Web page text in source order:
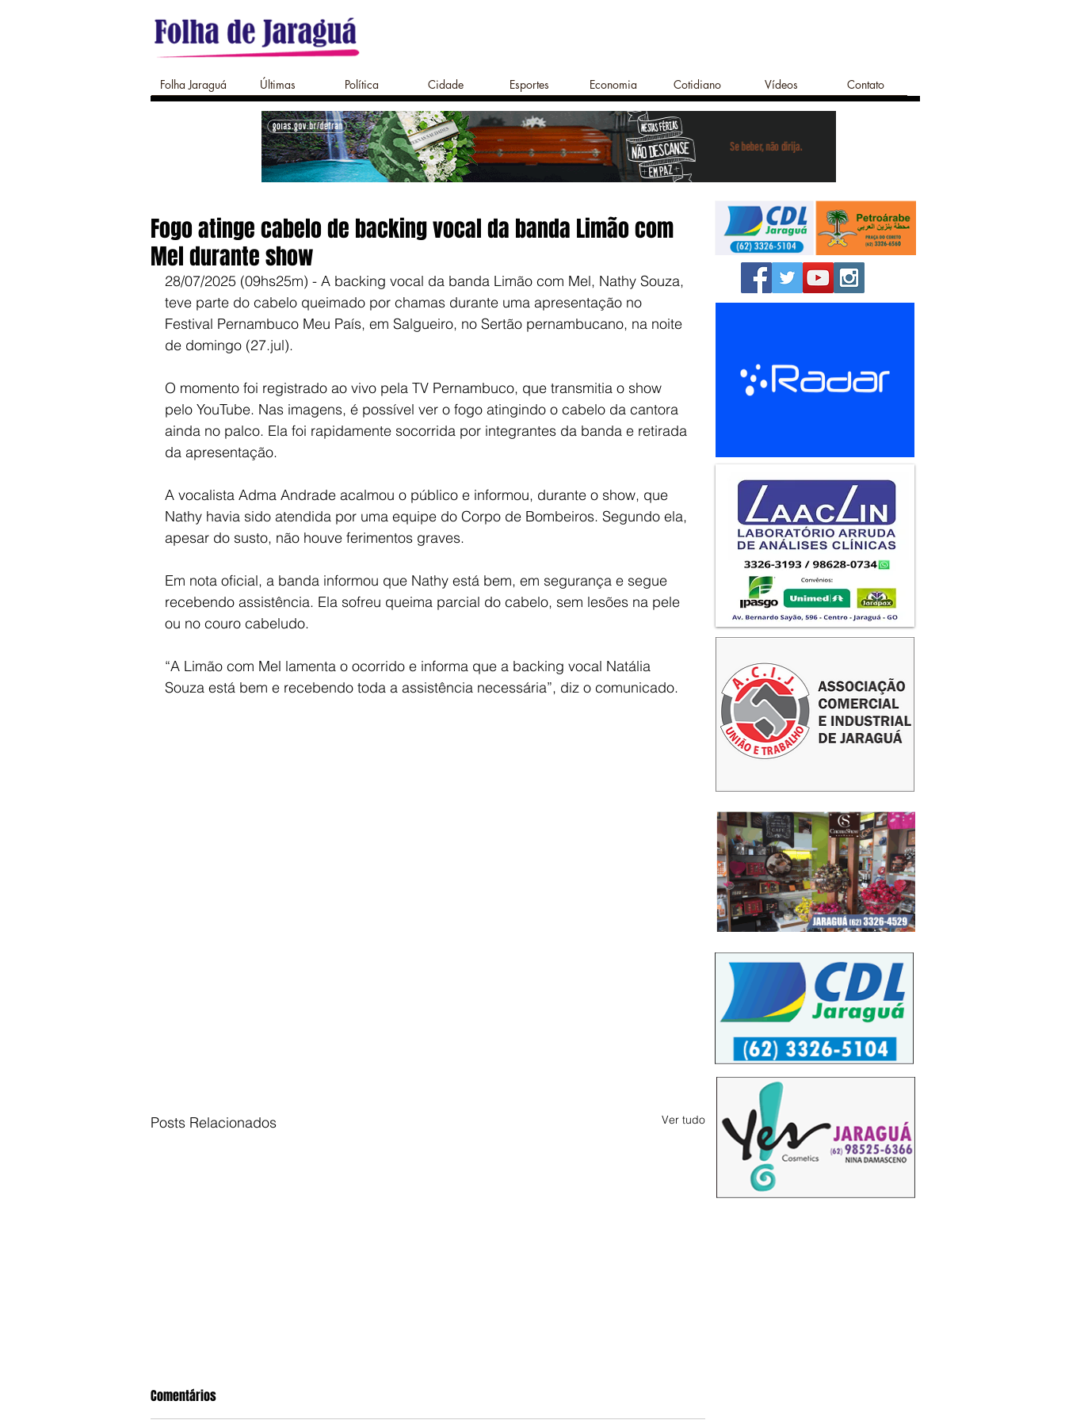
Folha Jaraguá Últimas Política Cidade Esportes Economia Cotidiano Vídeos Contato
Fogo atinge cabelo de backing vocal da banda Limão com
Mel durante show
28/07/2025 (09hs25m) - A backing vocal da banda Limão com Mel, Nathy Souza,
teve parte do cabelo queimado por chamas durante uma apresentação no
Festival Pernambuco Meu País, em Salgueiro, no Sertão pernambucano, na noite
de domingo (27.jul).
O momento foi registrado ao vivo pela TV Pernambuco, que transmitia o show
pelo YouTube. Nas imagens, é possível ver o fogo atingindo o cabelo da cantora
ainda no palco. Ela foi rapidamente socorrida por integrantes da banda e retirada
da apresentação.
A vocalista Adma Andrade acalmou o público e informou, durante o show, que
Nathy havia sido atendida por uma equipe do Corpo de Bombeiros. Segundo ela,
apesar do susto, não houve ferimentos graves.
Em nota oficial, a banda informou que Nathy está bem, em segurança e segue
recebendo assistência. Ela sofreu queima parcial do cabelo, sem lesões na pele
ou no couro cabeludo.
“A Limão com Mel lamenta o ocorrido e informa que a backing vocal Natália
Souza está bem e recebendo toda a assistência necessária”, diz o comunicado.
Posts Relacionados Ver tudo
Comentários